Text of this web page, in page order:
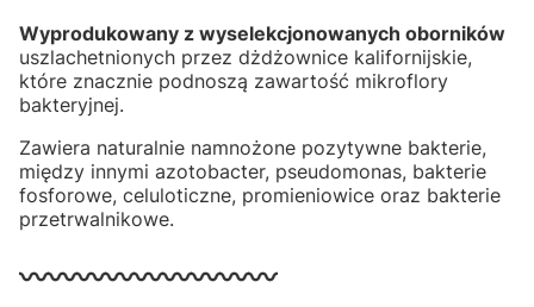
Wyprodukowany z wyselekcjonowanych oborników
uszlachetnionych przez dżdżownice kalifornijskie,
które znacznie podnoszą zawartość mikroflory
bakteryjnej.
Zawiera naturalnie namnożone pozytywne bakterie,
między innymi azotobacter, pseudomonas, bakterie
fosforowe, celuloticzne, promieniowice oraz bakterie
przetrwalnikowe.
〰〰〰〰〰〰〰〰〰